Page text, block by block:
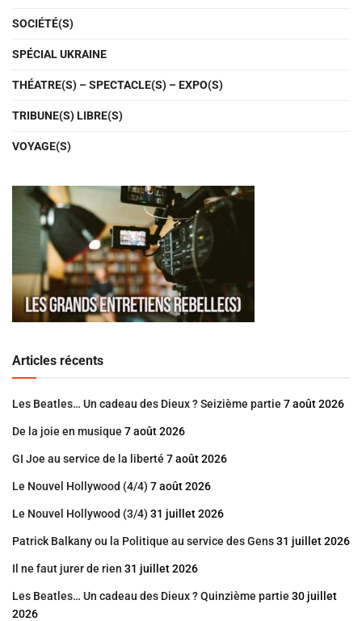
SOCIÉTÉ(S)
SPÉCIAL UKRAINE
THÉATRE(S) – SPECTACLE(S) – EXPO(S)
TRIBUNE(S) LIBRE(S)
VOYAGE(S)
Articles récents
Les Beatles… Un cadeau des Dieux ? Seizième partie 7 août 2026
De la joie en musique 7 août 2026
GI Joe au service de la liberté 7 août 2026
Le Nouvel Hollywood (4/4) 7 août 2026
Le Nouvel Hollywood (3/4) 31 juillet 2026
Patrick Balkany ou la Politique au service des Gens31 juillet 2026
Il ne faut jurer de rien 31 juillet 2026
Les Beatles… Un cadeau des Dieux ? Quinzième partie 30 juillet
2026